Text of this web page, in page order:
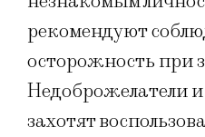
рекомендуют
осторожность при
Недоброжелатели
захотят